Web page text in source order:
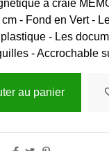
a craie
- Fond en Vert -
- Les
- Accrochable
au panier